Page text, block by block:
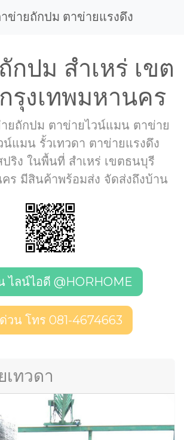
ข่ายถักปม ตาข่ายแรงดึง
กปม สำเหร่ เขต
รุงเทพมหานคร
ยถักปม ตาข่ายไวน์แมน ตาข่าย
น์แมน รั้วเทวดา ตาข่ายแรงดึง
ริง ในพื้นที่ สำเหร่ เขตธนบุรี
คร มีสินค้าพร้อมส่ง จัดส่งถึงบ้าน
ไลน์ไอดี @HORHOME
วน โทร 081-4674663
เทวดา